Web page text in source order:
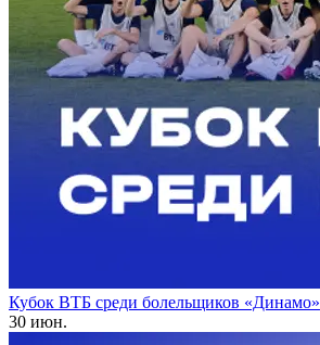
Кубок ВТБ среди болельщиков «Динамо»
30 июн.